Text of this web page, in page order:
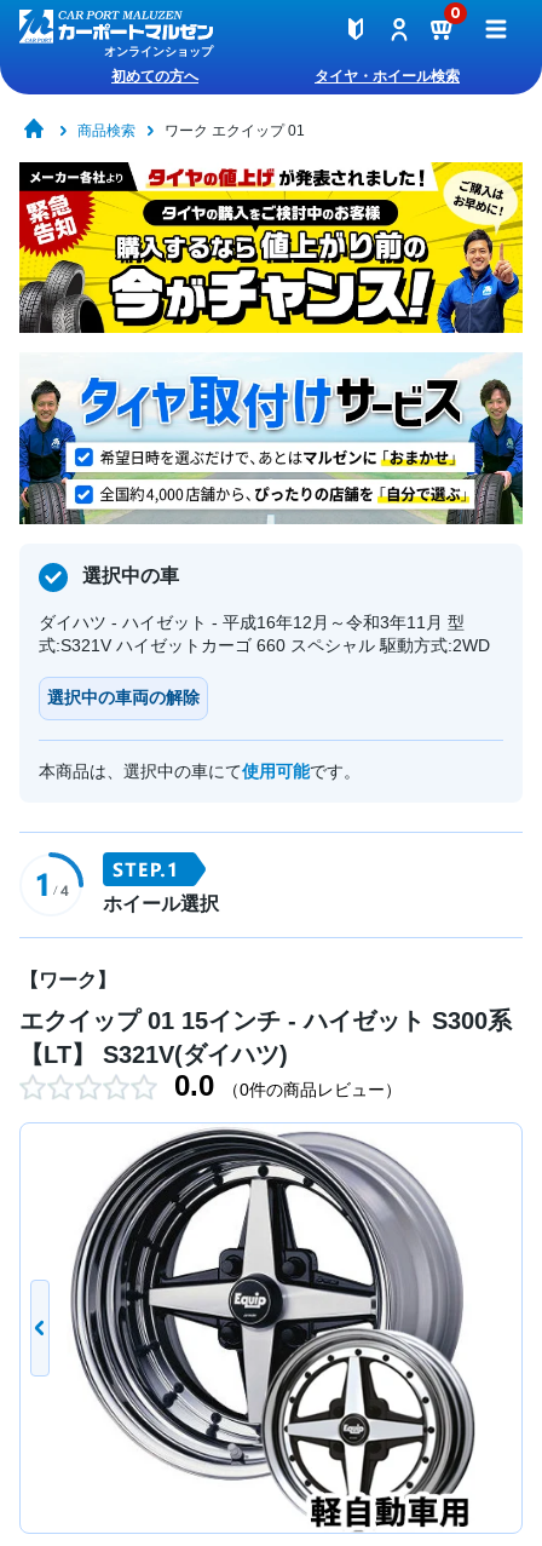
オンラインショップ
0
初めての方へ タイヤ・ホイール検索
商品検索 ワーク エクイップ 01
選択中の車
ダイハツ - ハイゼット - 平成16年12月～令和3年11月 型
式:S321V ハイゼットカーゴ 660 スペシャル 駆動方式:2WD
選択中の車両の解除
本商品は、選択中の車にて使用可能です。
ホイール選択
【ワーク】
エクイップ 01 15インチ - ハイゼット S300系
【LT】 S321V(ダイハツ)
0.0 （0件の商品レビュー）